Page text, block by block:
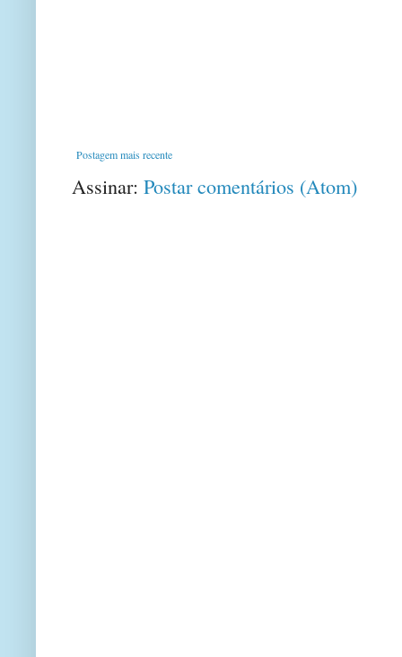
Postagem mais recente
Assinar: Postar comentários (Atom)